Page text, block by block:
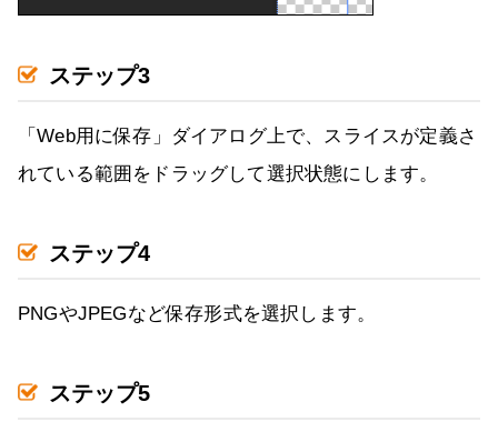
ステップ3
「Web用に保存」ダイアログ上で、スライスが定義さ
れている範囲をドラッグして選択状態にします。
ステップ4
PNGやJPEGなど保存形式を選択します。
ステップ5